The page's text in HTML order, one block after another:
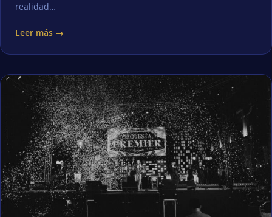
realidad…
Leer más →